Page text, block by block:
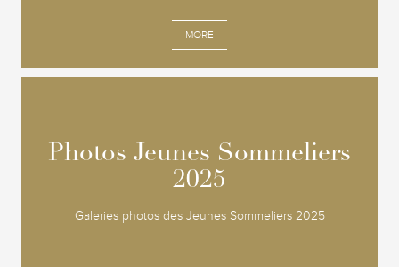
MORE
Photos Jeunes Sommeliers
2025
Galeries photos des Jeunes Sommeliers 2025
Photos Jeunes Sommeliers
2025